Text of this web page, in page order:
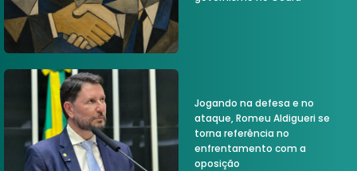
Jogando na defesa e no
ataque, Romeu Aldigueri se
torna referência no
enfrentamento com a
oposição